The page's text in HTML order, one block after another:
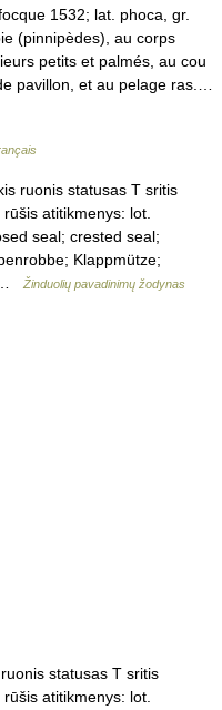
1532; lat. phoca, gr.
(pinnipèdes), au corps
petits et palmés, au cou
pavillon, et au pelage ras.…
ruonis statusas T sritis
atitikmenys: lot.
seal; crested seal;
Klappmütze;
…
Žinduolių pavadinimų žodynas
statusas T sritis
atitikmenys: lot.